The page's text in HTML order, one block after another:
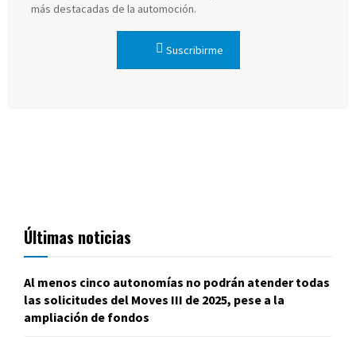
más destacadas de la automoción.
Suscribirme
Últimas noticias
Al menos cinco autonomías no podrán atender todas
las solicitudes del Moves III de 2025, pese a la
ampliación de fondos